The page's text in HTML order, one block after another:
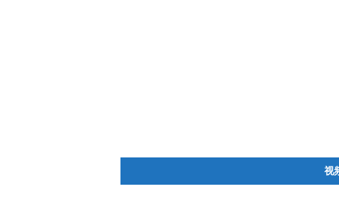
视